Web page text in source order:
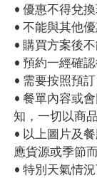
• 優惠不得兌
• 不能與其他
• 購買方案後
• 預約一經確
• 需要按照預
• 餐單內容或
知，一切以商
• 以上圖片及
應貨源或季節
• 特別天氣情